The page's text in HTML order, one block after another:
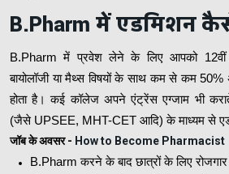
B.Pharm में एडमिशन
B.Pharm में प्रवेश लेने के लिए आपको 12वीं
बायोलॉजी या मैथ्स विषयों के साथ कम से कम
होता है। कई कॉलेज अपने एंट्रेंस एग्जाम भी कराते
(जैसे UPSEE, MHT-CET आदि) के माध्यम से
जॉब के अवसर - How to Become Pharmacist
B.Pharm करने के बाद छात्रों के लिए